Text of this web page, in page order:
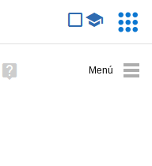
avanzada
Ayuda
(en